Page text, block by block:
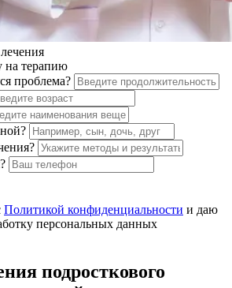
лечения
на терапию
проблема?
Политикой конфиденциальности и даю
персональных данных
подросткового